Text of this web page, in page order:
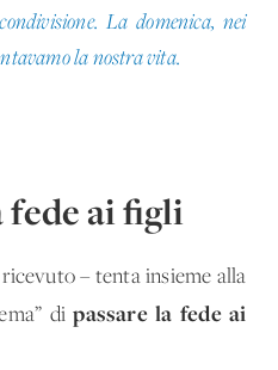
La domenica, nei
la nostra vita.
ai figli
– tenta insieme alla
dipassare la fede ai